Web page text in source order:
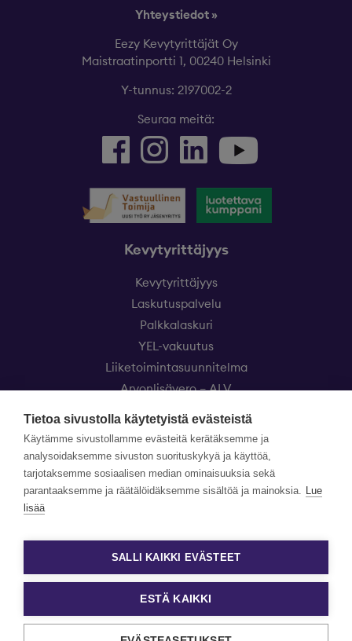
Yhteystiedot »
Eezy Kevytyrittäjät Oy
Maistraatinportti 1, 00240 Helsinki
Y-tunnus: 2197002-2
Seuraa meitä:
Kevytyrittäjyys
Kevytyrittäjyys
Laskutuspalvelu
Palkkalaskuri
YEL-vakuutus
Liiketoimintasuunnitelma
Arvonlisävero – ALV
Eezy Kevytyrittäjät
Asiakaspalvelu
Hinnasto
Usein kysytyt kysymykset
Tietoa sivustolla käytetyistä evästeistä
Käytämme sivustollamme evästeitä kerätäksemme ja
analysoidaksemme sivuston suorituskykyä ja käyttöä,
tarjotaksemme sosiaalisen median ominaisuuksia sekä
parantaaksemme ja räätälöidäksemme sisältöä ja mainoksia. Lue
lisää
SALLI KAIKKI EVÄSTEET
ESTÄ KAIKKI